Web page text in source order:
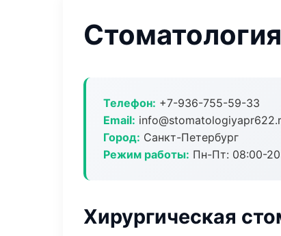
Телефон: +7-936-755-59-33
Email:
Город: Санкт-Петербург
Режим работы: Пн-Пт: 08:00-
Хирургическая